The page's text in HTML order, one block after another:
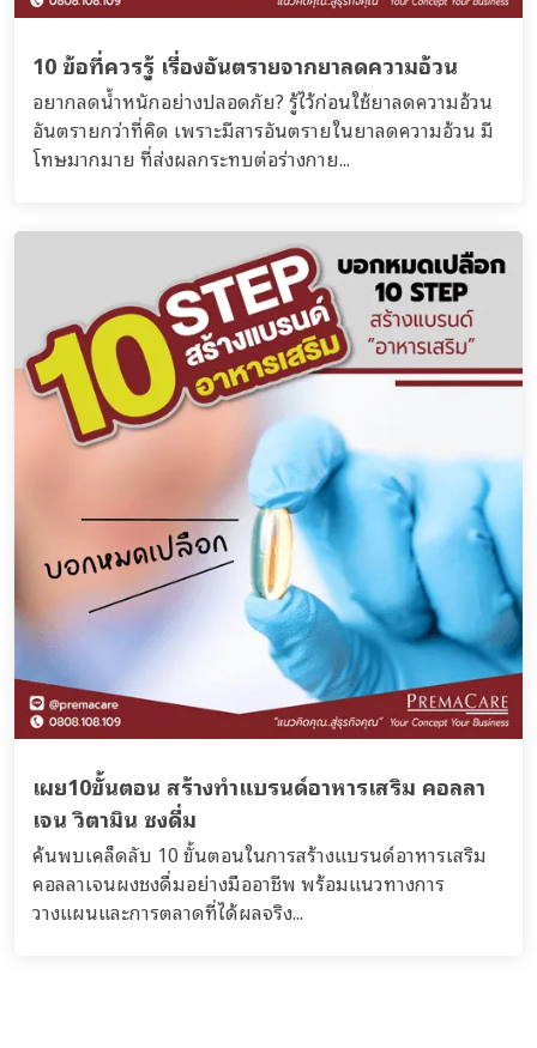
10 ข้อที่ควรรู้ เรื่องอันตรายจากยาลดความอ้วน
อยากลดน้ำหนักอย่างปลอดภัย? รู้ไว้ก่อนใช้ยาลดความอ้วน
อันตรายกว่าที่คิด เพราะมีสารอันตรายในยาลดความอ้วน มี
โทษมากมาย ที่ส่งผลกระทบต่อร่างกาย...
เผย10ขั้นตอน สร้างทำแบรนด์อาหารเสริม คอลลา
เจน วิตามิน ชงดื่ม
ค้นพบเคล็ดลับ 10 ขั้นตอนในการสร้างแบรนด์อาหารเสริม
คอลลาเจนผงชงดื่มอย่างมืออาชีพ พร้อมแนวทางการ
วางแผนและการตลาดที่ได้ผลจริง...